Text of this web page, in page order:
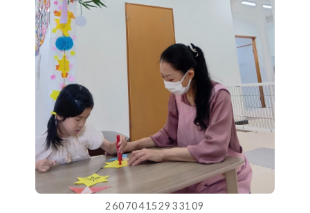
260704152933109